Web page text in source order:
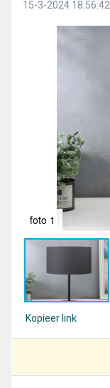
15-3-2024 18:56:42
foto 1
Kopieer link